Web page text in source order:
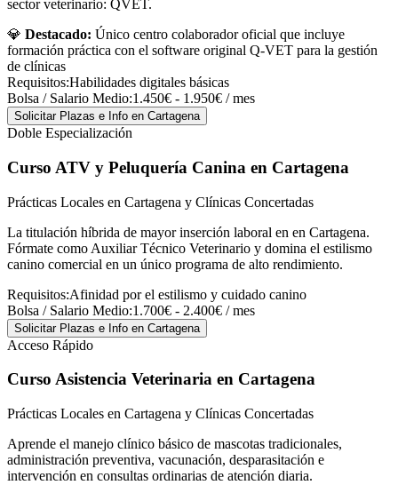
sector veterinario: QVET.
💎 Destacado: Único centro colaborador oficial que incluye
formación práctica con el software original Q-VET para la gestión
de clínicas
Requisitos:Habilidades digitales básicas
Bolsa / Salario Medio:1.450€ - 1.950€ / mes
Solicitar Plazas e Info en Cartagena
Doble Especialización
Curso ATV y Peluquería Canina en Cartagena
Prácticas Locales en Cartagena y Clínicas Concertadas
La titulación híbrida de mayor inserción laboral en en Cartagena.
Fórmate como Auxiliar Técnico Veterinario y domina el estilismo
canino comercial en un único programa de alto rendimiento.
Requisitos:Afinidad por el estilismo y cuidado canino
Bolsa / Salario Medio:1.700€ - 2.400€ / mes
Solicitar Plazas e Info en Cartagena
Acceso Rápido
Curso Asistencia Veterinaria en Cartagena
Prácticas Locales en Cartagena y Clínicas Concertadas
Aprende el manejo clínico básico de mascotas tradicionales,
administración preventiva, vacunación, desparasitación e
intervención en consultas ordinarias de atención diaria.